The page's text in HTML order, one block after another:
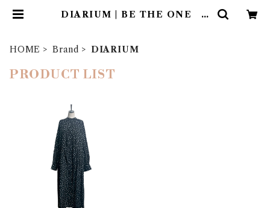
DIARIUM | BE THE ONE C
HOME Brand DIARIUM
PRODUCT LIST